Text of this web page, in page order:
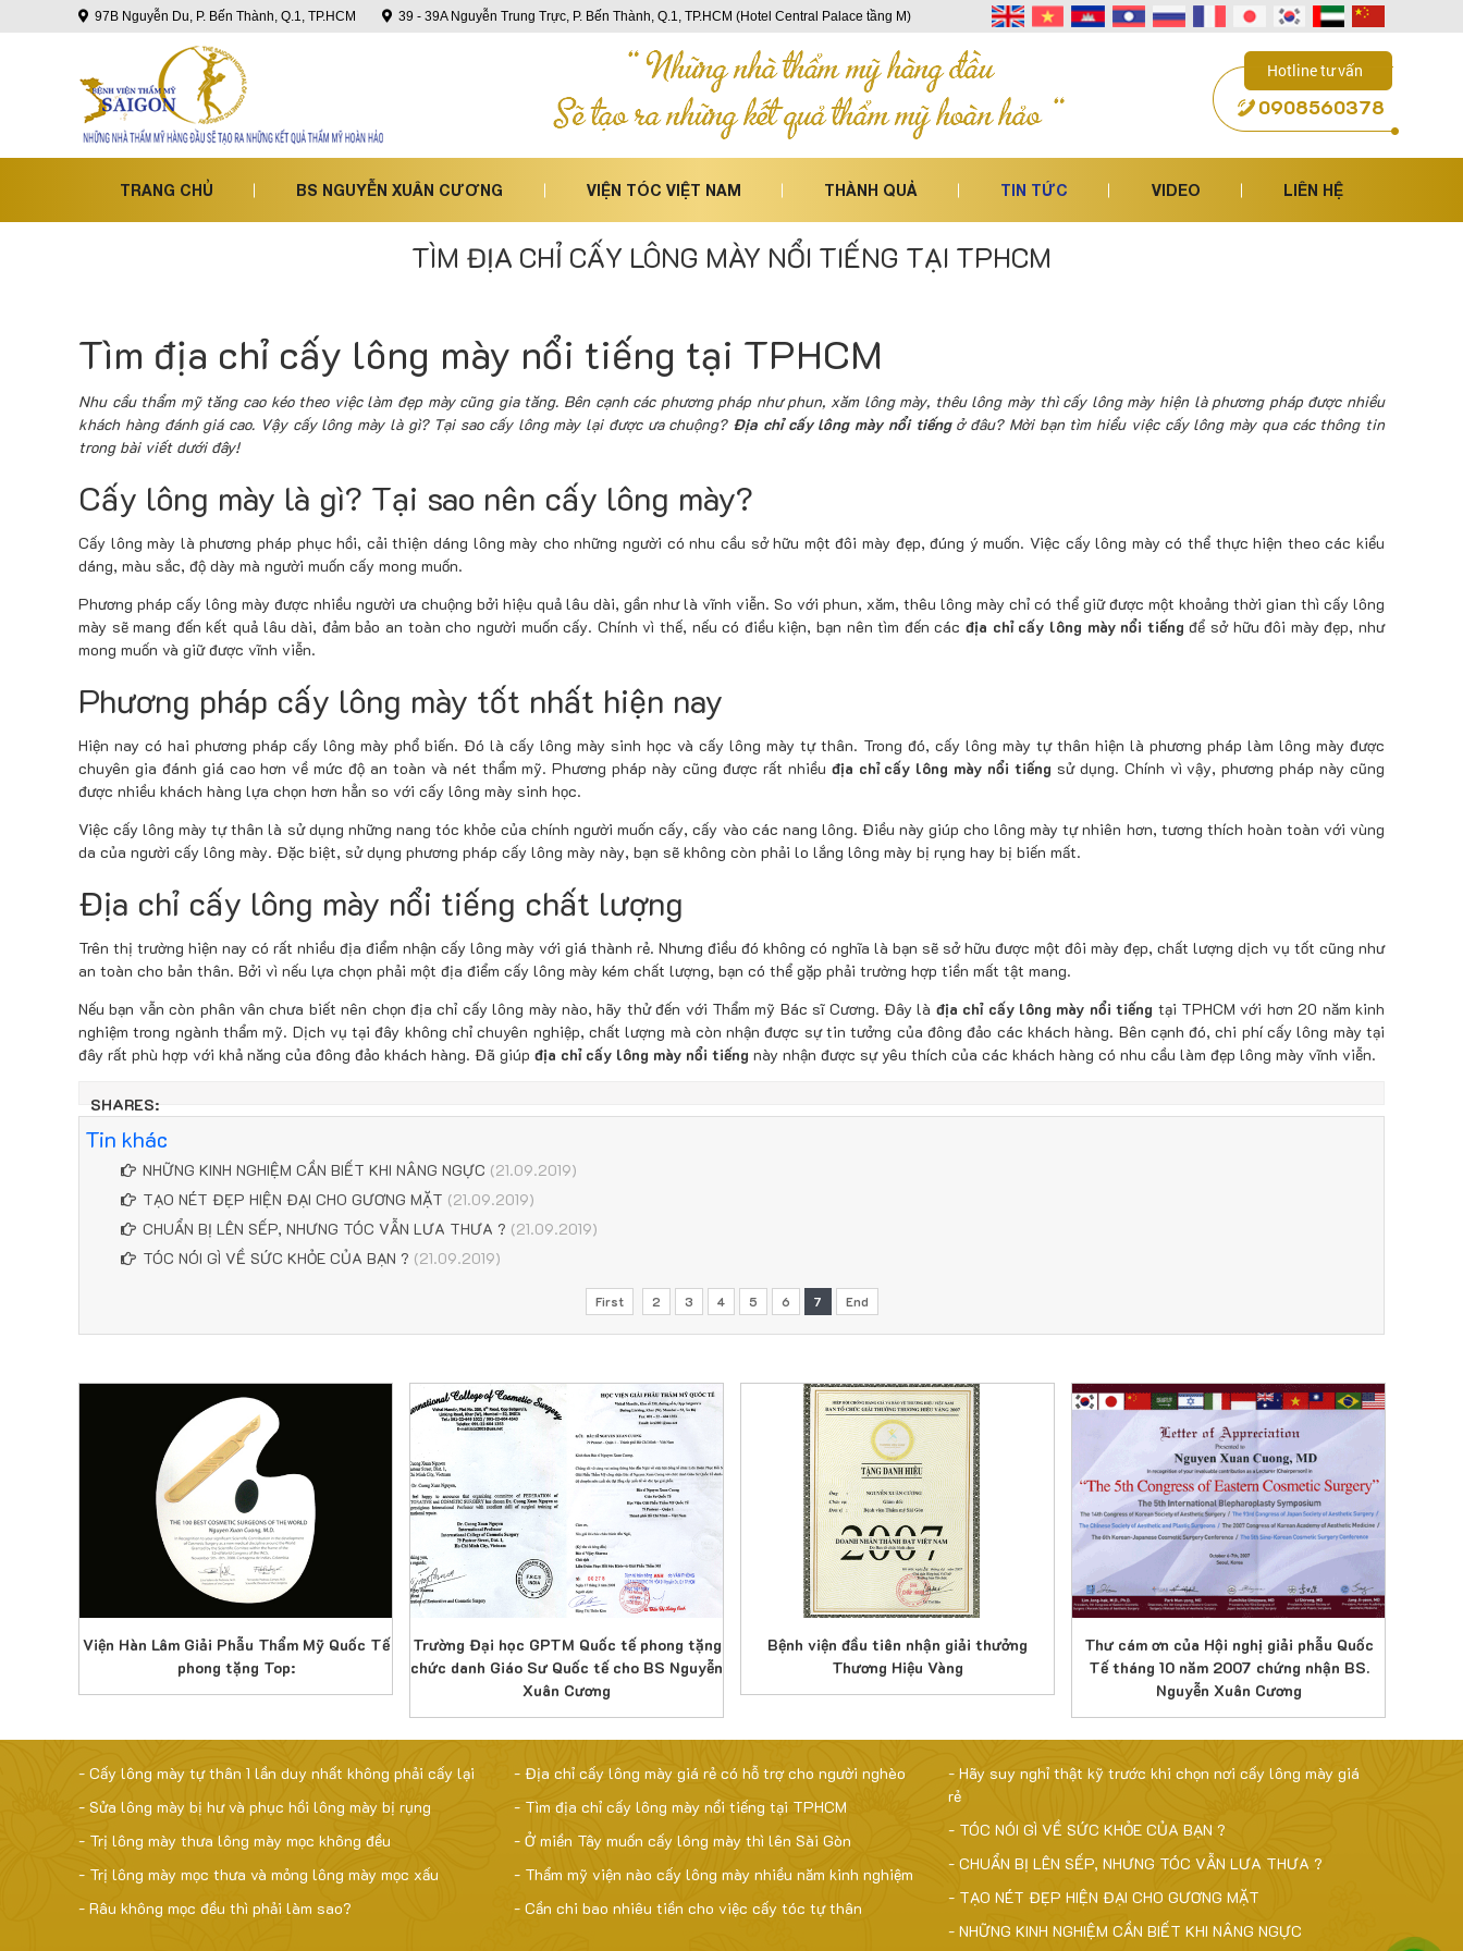
97B Nguyễn Du, P. Bến Thành, Q.1, TP.HCM 39 - 39A Nguyễn Trung Trực, P. Bến Thành, Q.1, TP.HCM (Hotel Central Palace tầng M)
Hotline tư vấn
0908560378
TRANG CHỦ BS NGUYỄN XUÂN CƯƠNG VIỆN TÓC VIỆT NAM THÀNH QUẢ TIN TỨC VIDEO LIÊN HỆ
TÌM ĐỊA CHỈ CẤY LÔNG MÀY NỔI TIẾNG TẠI TPHCM
Tìm địa chỉ cấy lông mày nổi tiếng tại TPHCM
Nhu cầu thẩm mỹ tăng cao kéo theo việc làm đẹp mày cũng gia tăng. Bên cạnh các phương pháp như phun, xăm lông mày, thêu lông mày thì cấy lông mày hiện là phương pháp được nhiều
khách hàng đánh giá cao. Vậy cấy lông mày là gì? Tại sao cấy lông mày lại được ưa chuộng? Địa chỉ cấy lông mày nổi tiếngở đâu? Mời bạn tìm hiểu việc cấy lông mày qua các thông tin
trong bài viết dưới đây!
Cấy lông mày là gì? Tại sao nên cấy lông mày?
Cấy lông mày là phương pháp phục hồi, cải thiện dáng lông mày cho những người có nhu cầu sở hữu một đôi mày đẹp, đúng ý muốn. Việc cấy lông mày có thể thực hiện theo các kiểu
dáng, màu sắc, độ dày mà người muốn cấy mong muốn.
Phương pháp cấy lông mày được nhiều người ưa chuộng bởi hiệu quả lâu dài, gần như là vĩnh viễn. So với phun, xăm, thêu lông mày chỉ có thể giữ được một khoảng thời gian thì cấy lông
mày sẽ mang đến kết quả lâu dài, đảm bảo an toàn cho người muốn cấy. Chính vì thế, nếu có điều kiện, bạn nên tìm đến cácđịa chỉ cấy lông mày nổi tiếng để sở hữu đôi mày đẹp, như
mong muốn và giữ được vĩnh viễn.
Phương pháp cấy lông mày tốt nhất hiện nay
Hiện nay có hai phương pháp cấy lông mày phổ biến. Đó là cấy lông mày sinh học và cấy lông mày tự thân. Trong đó, cấy lông mày tự thân hiện là phương pháp làm lông mày được
chuyên gia đánh giá cao hơn về mức độ an toàn và nét thẩm mỹ. Phương pháp này cũng được rất nhiều địa chỉ cấy lông mày nổi tiếng sử dụng. Chính vì vậy, phương pháp này cũng
được nhiều khách hàng lựa chọn hơn hẳn so với cấy lông mày sinh học.
Việc cấy lông mày tự thân là sử dụng những nang tóc khỏe của chính người muốn cấy, cấy vào các nang lông. Điều này giúp cho lông mày tự nhiên hơn, tương thích hoàn toàn với vùng
da của người cấy lông mày. Đặc biệt, sử dụng phương pháp cấy lông mày này, bạn sẽ không còn phải lo lắng lông mày bị rụng hay bị biến mất.
Địa chỉ cấy lông mày nổi tiếng chất lượng
Trên thị trường hiện nay có rất nhiều địa điểm nhận cấy lông mày với giá thành rẻ. Nhưng điều đó không có nghĩa là bạn sẽ sở hữu được một đôi mày đẹp, chất lượng dịch vụ tốt cũng như
an toàn cho bản thân. Bởi vì nếu lựa chọn phải một địa điểm cấy lông mày kém chất lượng, bạn có thể gặp phải trường hợp tiền mất tật mang.
Nếu bạn vẫn còn phân vân chưa biết nên chọn địa chỉ cấy lông mày nào, hãy thử đến với Thẩm mỹ Bác sĩ Cương. Đây là địa chỉ cấy lông mày nổi tiếng tại TPHCM với hơn 20 năm kinh
nghiệm trong ngành thẩm mỹ. Dịch vụ tại đây không chỉ chuyên nghiệp, chất lượng mà còn nhận được sự tin tưởng của đông đảo các khách hàng. Bên cạnh đó, chi phí cấy lông mày tại
đây rất phù hợp với khả năng của đông đảo khách hàng. Đã giúp địa chỉ cấy lông mày nổi tiếng này nhận được sự yêu thích của các khách hàng có nhu cầu làm đẹp lông mày vĩnh viễn.
SHARES:
Tin khác
NHỮNG KINH NGHIỆM CẦN BIẾT KHI NÂNG NGỰC (21.09.2019)
TẠO NÉT ĐẸP HIỆN ĐẠI CHO GƯƠNG MẶT (21.09.2019)
CHUẨN BỊ LÊN SẾP, NHƯNG TÓC VẪN LƯA THƯA ? (21.09.2019)
TÓC NÓI GÌ VỀ SỨC KHỎE CỦA BẠN ? (21.09.2019)
First 2 3 4 5 6 7 End
Viện Hàn Lâm Giải Phẫu Thẩm Mỹ Quốc Tế
phong tặng Top:
Trường Đại học GPTM Quốc tế phong tặng
chức danh Giáo Sư Quốc tế cho BS Nguyễn
Xuân Cương
Bệnh viện đầu tiên nhận giải thưởng
Thương Hiệu Vàng
Thư cám ơn của Hội nghị giải phẫu Quốc
Tế tháng 10 năm 2007 chứng nhận BS.
Nguyễn Xuân Cương
- Cấy lông mày tự thân 1 lần duy nhất không phải cấy lại
- Sửa lông mày bị hư và phục hồi lông mày bị rụng
- Trị lông mày thưa lông mày mọc không đều
- Trị lông mày mọc thưa và mỏng lông mày mọc xấu
- Râu không mọc đều thì phải làm sao?
- Địa chỉ cấy lông mày giá rẻ có hỗ trợ cho người nghèo
- Tìm địa chỉ cấy lông mày nổi tiếng tại TPHCM
- Ở miền Tây muốn cấy lông mày thì lên Sài Gòn
- Thẩm mỹ viện nào cấy lông mày nhiều năm kinh nghiệm
- Cần chi bao nhiêu tiền cho việc cấy tóc tự thân
- Hãy suy nghỉ thật kỹ trước khi chọn nơi cấy lông mày giá
rẻ
- TÓC NÓI GÌ VỀ SỨC KHỎE CỦA BẠN ?
- CHUẨN BỊ LÊN SẾP, NHƯNG TÓC VẪN LƯA THƯA ?
- TẠO NÉT ĐẸP HIỆN ĐẠI CHO GƯƠNG MẶT
- NHỮNG KINH NGHIỆM CẦN BIẾT KHI NÂNG NGỰC